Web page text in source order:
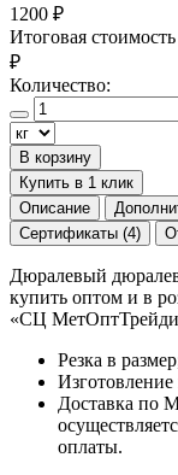
1200 ₽
Итоговая
₽
Количество:
В корзину
Купить в 1 клик
Описание
Сертификаты (4)
Дюралевый
купить оптом и в
«СЦ
Резка в
Доставка по
оплаты.